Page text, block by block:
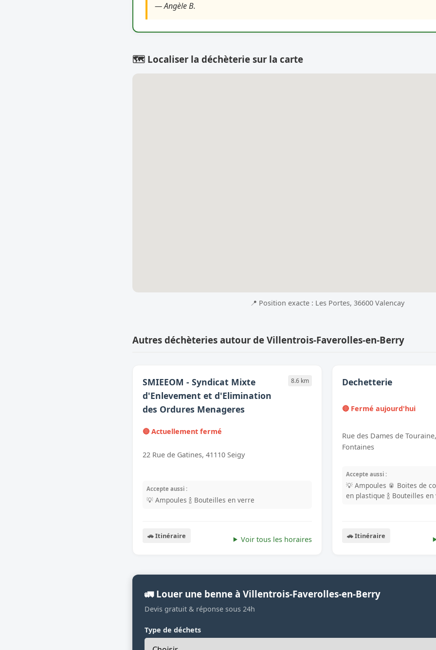
— Angèle B.
🗺️ Localiser la déchèterie sur la carte
📍 Position exacte : Les Portes, 36600 Valencay
Autres déchèteries autour de Villentrois-Faverolles-en-Berry
SMIEEOM - Syndicat Mixte
d'Enlevement et d'Elimination
des Ordures Menageres
8.6 km
🔴 Actuellement fermé
22 Rue de Gatines, 41110 Seigy
Accepte aussi :
💡 Ampoules 🍾 Bouteilles en verre
🚗 Itinéraire Voir tous les horaires
Dechetterie
🔴 Fermé aujourd'hui
Rue des Dames de
Fontaines
Accepte aussi :
💡 Ampoules 🥫 Boites de
en plastique 🍾 Bouteilles
🚗 Itinéraire
🚛 Louer une benne à Villentrois-Faverolles-en-Berry
Devis gratuit & réponse sous 24h
Type de déchets